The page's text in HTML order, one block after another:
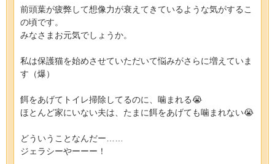
前頭葉が疲弊して想像力が衰えてきているような気がするこ
の頃です。
みなさまお元気でしょうか。
私は保護猫を始めさせていただいて悩みがさらに増えていま
す（爆）
餌をあげてトイレ掃除してるのに、噛まれる😭
ほとんど家にいない夫は、たまに餌をあげても噛まれない😭
どういうことなんだー……
ジェラシーやーーー！